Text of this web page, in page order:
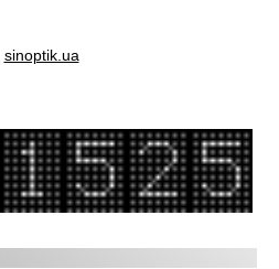
sinoptik.ua